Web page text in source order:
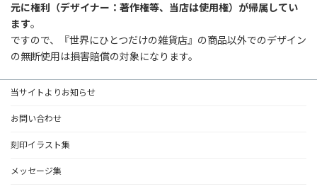
元に権利（デザイナー：著作権等、当店は使用権）が帰属してい
ます。
ですので、『世界にひとつだけの雑貨店』の商品以外でのデザイン
の無断使用は損害賠償の対象になります。
当サイトよりお知らせ
お問い合わせ
刻印イラスト集
メッセージ集